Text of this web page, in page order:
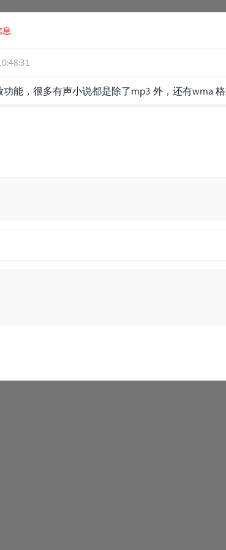
息
能，很多有声小说都是除了mp3 外，还有wma